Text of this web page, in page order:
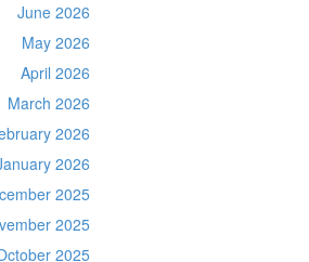
June 2026
May 2026
April 2026
March 2026
2026
2026
2025
2025
2025